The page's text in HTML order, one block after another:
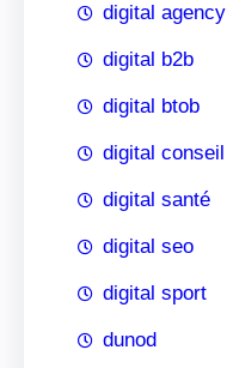
digital agency
digital b2b
digital btob
digital conseil
digital santé
digital seo
digital sport
dunod